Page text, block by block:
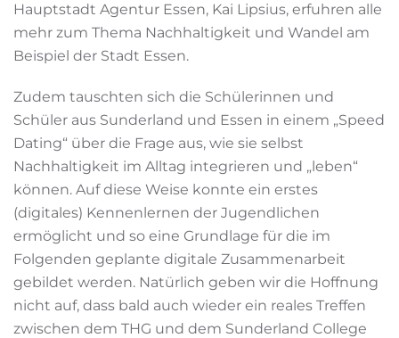
Hauptstadt Agentur Essen, Kai Lipsius, erfuhren alle
mehr zum Thema Nachhaltigkeit und Wandel am
Beispiel der Stadt Essen.
Zudem tauschten sich die Schülerinnen und
Schüler aus Sunderland und Essen in einem „Speed
Dating“ über die Frage aus, wie sie selbst
Nachhaltigkeit im Alltag integrieren und „leben“
können. Auf diese Weise konnte ein erstes
(digitales) Kennenlernen der Jugendlichen
ermöglicht und so eine Grundlage für die im
Folgenden geplante digitale Zusammenarbeit
gebildet werden. Natürlich geben wir die Hoffnung
nicht auf, dass bald auch wieder ein reales Treffen
zwischen dem THG und dem Sunderland College